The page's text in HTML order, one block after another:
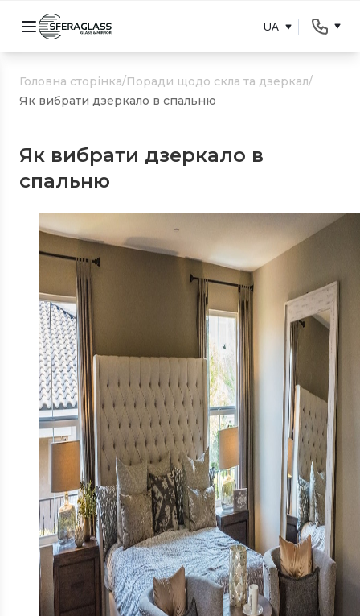
UA
Головна сторінка/Поради щодо скла та дзеркал/
Як вибрати дзеркало в спальню
Як вибрати дзеркало в
спальню